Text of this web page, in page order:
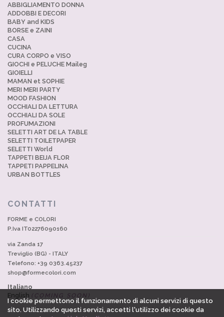
ABBIGLIAMENTO DONNA
ADDOBBI E DECORI
BABY and KIDS
BORSE e ZAINI
CASA
CUCINA
CURA CORPO e VISO
GIOCHI e PELUCHE Maileg
GIOIELLI
MAMAN et SOPHIE
MERI MERI PARTY
MOOD FASHION
OCCHIALI DA LETTURA
OCCHIALI DA SOLE
PROFUMAZIONI
SELETTI ART DE LA TABLE
SELETTI TOILETPAPER
SELETTI World
TAPPETI BEIJA FLOR
TAPPETI PAPPELINA
URBAN BOTTLES
CONTATTI
FORME e COLORI
P.Iva IT02276090160
via Zanda 17
Treviglio (BG) - ITALY
Telefono: +39 0363.45237
shop@formecolori.com
Italiano
English (COMING SOON)
I cookie permettono il funzionamento di alcuni servizi di questo
sito. Utilizzando questi servizi, accetti l'utilizzo dei cookie da